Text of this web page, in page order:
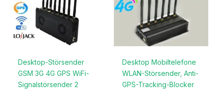
Desktop-Störsender
GSM 3G 4G GPS WiFi-
Signalstörsender 2
Desktop Mobiltelefone
WLAN-Störsender, Anti-
GPS-Tracking-Blocker